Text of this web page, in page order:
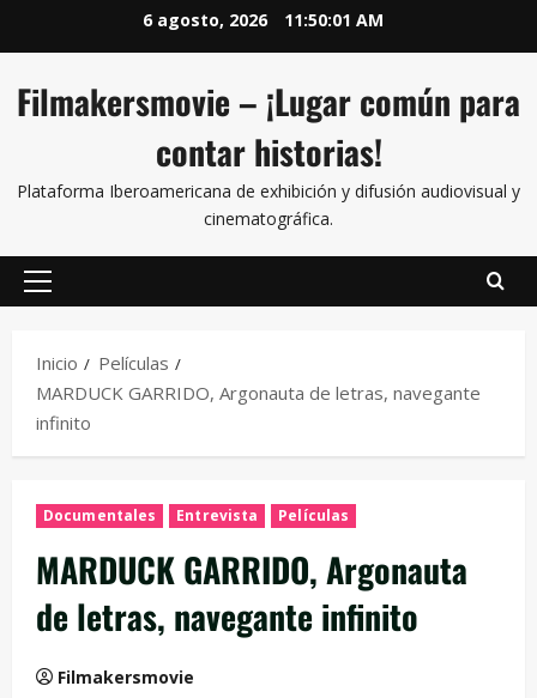
6 agosto, 2026 11:50:02 AM
Filmakersmovie – ¡Lugar común para
contar historias!
Plataforma Iberoamericana de exhibición y difusión audiovisual y
cinematográfica.
Inicio
Películas
MARDUCK GARRIDO, Argonauta de letras, navegante
infinito
Documentales Entrevista Películas
MARDUCK GARRIDO, Argonauta
de letras, navegante infinito
Filmakersmovie